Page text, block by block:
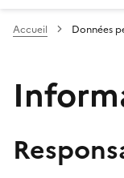
Accueil Données